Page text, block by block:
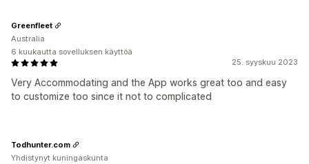
25. syyskuu 2023
Very Accommodating and the App works great too and easy
to customize too since it not to complicated
Greenfleet
Australia
6 kuukautta sovelluksen käyttöä
Todhunter.com
Yhdistynyt kuningaskunta